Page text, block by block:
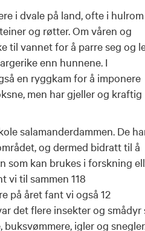
i dvale på land, ofte i hulrom
og røtter. Om våren og
til vannet for å parre seg og
enn hunnene. I
en ryggkam for å imponere
men har gjeller og kraftig
salamanderdammen. De
og dermed bidratt til å
som kan brukes i forskning
vi til sammen 118
på året fant vi også 12
det flere insekter og smådyr
igler og